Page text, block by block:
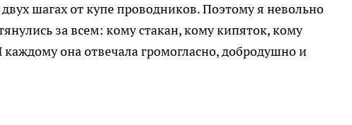
шагах от купе проводников. Поэтому я невольно
за всем: кому стакан, кому кипяток, кому
она отвечала громогласно, добродушно и